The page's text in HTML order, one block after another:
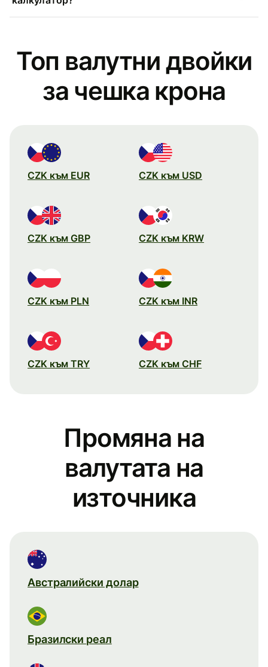
Топ валутни двойки
за чешка крона
CZK към EUR CZK към USD
CZK към GBP CZK към KRW
CZK към PLN CZK към INR
CZK към TRY CZK към CHF
Промяна на
валутата на
източника
Австралийски долар
Бразилски реал